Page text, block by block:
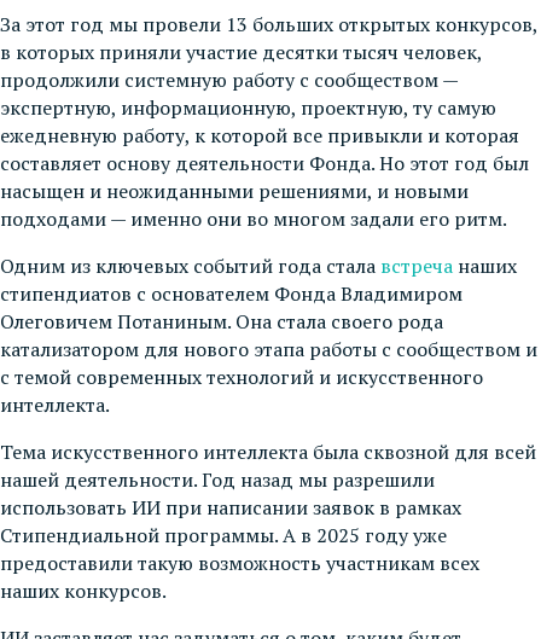
За этот год мы провели 13 больших открытых конкурсов,
в которых приняли участие десятки тысяч человек,
продолжили системную работу с сообществом —
экспертную, информационную, проектную, ту самую
ежедневную работу, к которой все привыкли и которая
составляет основу деятельности Фонда. Но этот год был
насыщен и неожиданными решениями, и новыми
подходами — именно они во многом задали его ритм.
Одним из ключевых событий года стала встреча наших
стипендиатов с основателем Фонда Владимиром
Олеговичем Потаниным. Она стала своего рода
катализатором для нового этапа работы с сообществом и
с темой современных технологий и искусственного
интеллекта.
Тема искусственного интеллекта была сквозной для всей
нашей деятельности. Год назад мы разрешили
использовать ИИ при написании заявок в рамках
Стипендиальной программы. А в 2025 году уже
предоставили такую возможность участникам всех
наших конкурсов.